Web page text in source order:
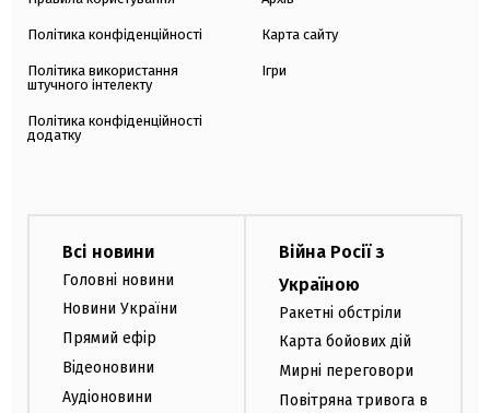
Політика конфіденційності
Політика використання
штучного інтелекту
Політика конфіденційності
додатку
Карта сайту
Ігри
Всі новини
Головні новини
Новини України
Прямий ефір
Відеоновини
Аудіоновини
Війна Росії з
Україною
Ракетні обстріли
Карта бойових дій
Мирні переговори
Повітряна тривога в